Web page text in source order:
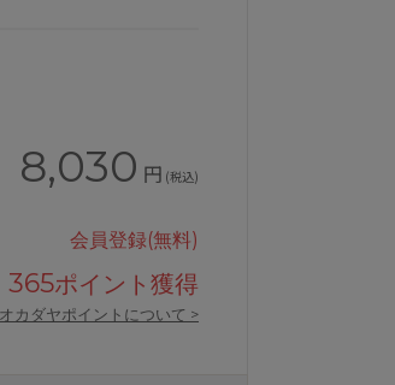
8,030 円 (税込)
会員登録(無料)
365ポイント獲得
オカダヤポイントについて >